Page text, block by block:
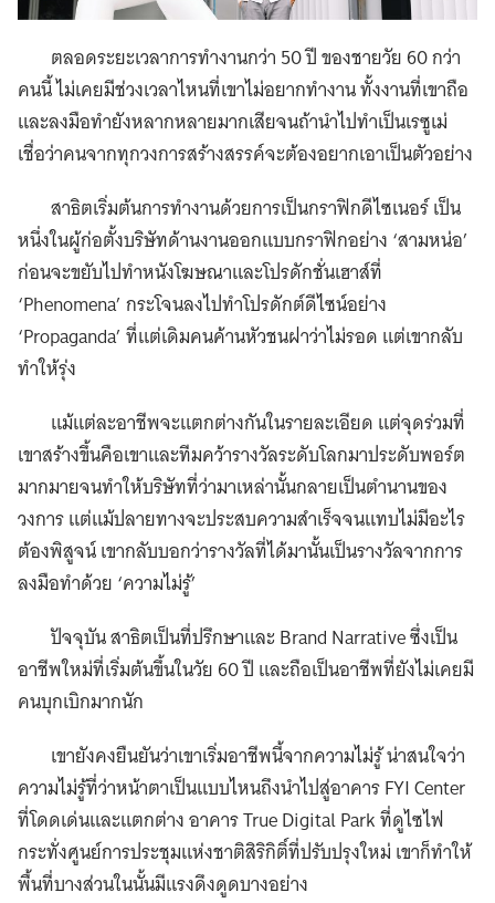
ตลอดระยะเวลาการทำงานกว่า 50 ปี ของชายวัย 60 กว่า
คนนี้ ไม่เคยมีช่วงเวลาไหนที่เขาไม่อยากทำงาน ทั้งงานที่เขาถือ
และลงมือทำยังหลากหลายมากเสียจนถ้านำไปทำเป็นเรซูเม่
เชื่อว่าคนจากทุกวงการสร้างสรรค์จะต้องอยากเอาเป็นตัวอย่าง
สาธิตเริ่มต้นการทำงานด้วยการเป็นกราฟิกดีไซเนอร์ เป็น
หนึ่งในผู้ก่อตั้งบริษัทด้านงานออกแบบกราฟิกอย่าง ‘สามหน่อ’
ก่อนจะขยับไปทำหนังโฆษณาและโปรดักชั่นเฮาส์ที่
‘Phenomena’ กระโจนลงไปทำโปรดักต์ดีไซน์อย่าง
‘Propaganda’ ที่แต่เดิมคนค้านหัวชนฝาว่าไม่รอด แต่เขากลับ
ทำให้รุ่ง
แม้แต่ละอาชีพจะแตกต่างกันในรายละเอียด แต่จุดร่วมที่
เขาสร้างขึ้นคือเขาและทีมคว้ารางวัลระดับโลกมาประดับพอร์ต
มากมายจนทำให้บริษัทที่ว่ามาเหล่านั้นกลายเป็นตำนานของ
วงการ แต่แม้ปลายทางจะประสบความสำเร็จจนแทบไม่มีอะไร
ต้องพิสูจน์ เขากลับบอกว่ารางวัลที่ได้มานั้นเป็นรางวัลจากการ
ลงมือทำด้วย ‘ความไม่รู้’
ปัจจุบัน สาธิตเป็นที่ปรึกษาและ Brand Narrative ซึ่งเป็น
อาชีพใหม่ที่เริ่มต้นขึ้นในวัย 60 ปี และถือเป็นอาชีพที่ยังไม่เคยมี
คนบุกเบิกมากนัก
เขายังคงยืนยันว่าเขาเริ่มอาชีพนี้จากความไม่รู้ น่าสนใจว่า
ความไม่รู้ที่ว่าหน้าตาเป็นแบบไหนถึงนำไปสู่อาคาร FYI Center
ที่โดดเด่นและแตกต่าง อาคาร True Digital Park ที่ดูไซไฟ
กระทั่งศูนย์การประชุมแห่งชาติสิริกิติ์ที่ปรับปรุงใหม่ เขาก็ทำให้
พื้นที่บางส่วนในนั้นมีแรงดึงดูดบางอย่าง